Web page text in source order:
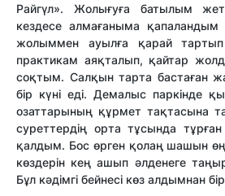
Райгүл». Жолығуға батылым
кездесе алмағаныма
жолыммен ауылға қарай
практикам аяқталып, қайтар
соқтым. Салқын тарта бастаған
бір күні еді. Демалыс паркінде
озаттарының құрмет тақтасына
суреттердің орта тұсында
қалдым. Бос өрген қолаң шашын
көздерін кең ашып әлденеге
Бұл кәдімгі бейнесі көз алдымнан